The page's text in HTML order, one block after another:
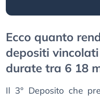
Ecco quanto
depositi
durate tra 6 18
Il 3° Deposito che